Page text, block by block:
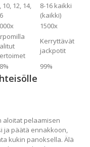
10, 12, 14,
8-16 kaikki
(kaikki)
1500x
Kerryttävät
jackpotit
99%
aloitat pelaamisen
ja päätä ennakkoon,
kukin panoksella. Älä